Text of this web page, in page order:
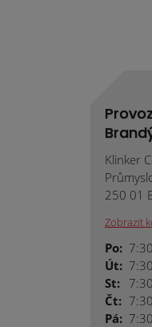
Klinker
250 01
Zobrazit
Po:
Út:
St:
Čt:
Pá: